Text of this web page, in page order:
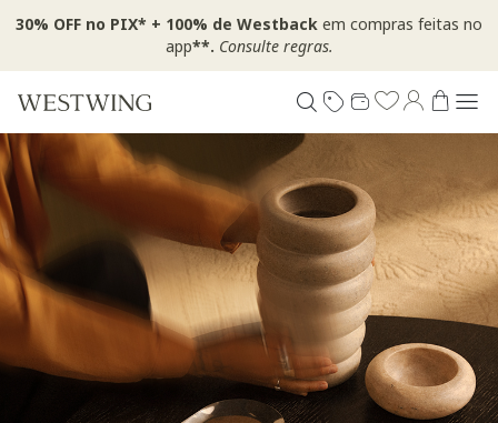
30% OFF no PIX* + 100% de Westback em compras feitas no
app**. Consulte regras.